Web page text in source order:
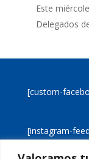
Este
Delegados
[custom-
[instagram-